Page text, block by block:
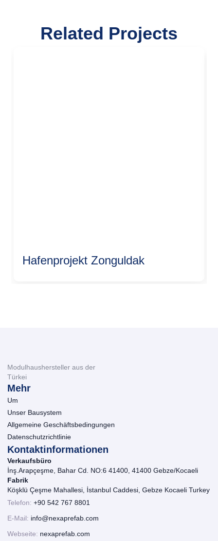
Related Projects
Hafenprojekt Zonguldak
Modulhaushersteller aus der
Türkei
Mehr
Um
Unser Bausystem
Allgemeine Geschäftsbedingungen
Datenschutzrichtlinie
Kontaktinformationen
Verkaufsbüro
İnş.Arapçeşme, Bahar Cd. NO:6 41400, 41400 Gebze/Kocaeli
Fabrik
Köşklü Çeşme Mahallesi, İstanbul Caddesi, Gebze Kocaeli Turkey
Telefon: +90 542 767 8801
E-Mail: info@nexaprefab.com
Webseite: nexaprefab.com